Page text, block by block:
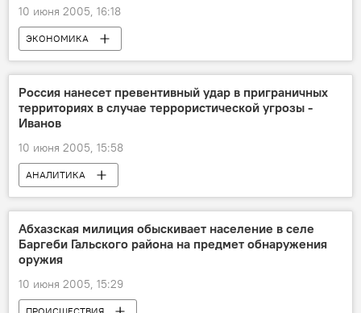
10 июня 2005, 16:18
ЭКОНОМИКА
Россия нанесет превентивный удар в приграничных
территориях в случае террористической угрозы -
Иванов
10 июня 2005, 15:58
АНАЛИТИКА
Абхазская милиция обыскивает население в селе
Баргеби Гальского района на предмет обнаружения
оружия
10 июня 2005, 15:29